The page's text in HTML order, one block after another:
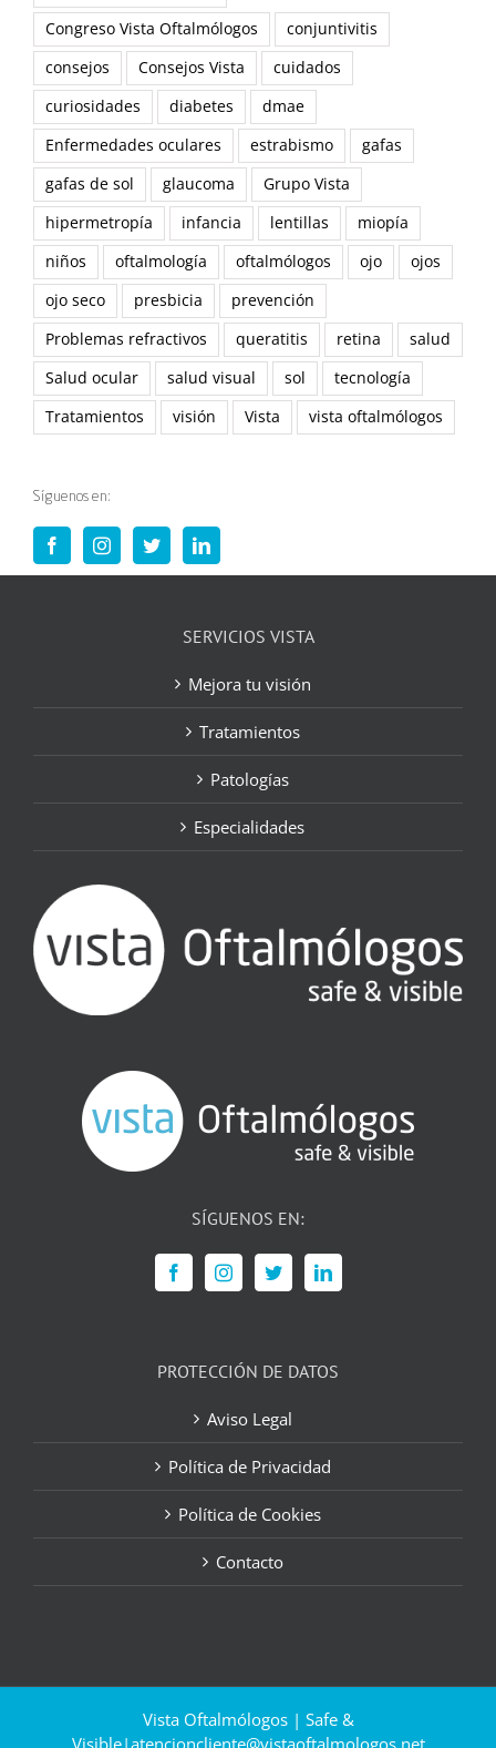
Congreso Vista Oftalmólogos
conjuntivitis
consejos
Consejos Vista
cuidados
curiosidades
diabetes
dmae
Enfermedades oculares
estrabismo
gafas
gafas de sol
glaucoma
Grupo Vista
hipermetropía
infancia lentillas
miopía
niños
oftalmología oftalmólogos ojo
ojos
ojo seco
presbicia
prevención
Problemas refractivos
queratitis retina
salud
Salud ocular
salud visual sol
tecnología
Tratamientos
visión Vista vista oftalmólogos
Síguenos en:
SERVICIOS VISTA
Mejora tu visión
Tratamientos
Patologías
Especialidades
SÍGUENOS EN:
PROTECCIÓN DE DATOS
Aviso Legal
Política de Privacidad
Política de Cookies
Contacto
Vista Oftalmólogos | Safe &